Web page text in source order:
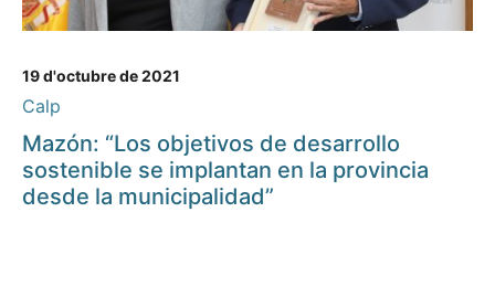
19 d'octubre de 2021
Calp
Mazón: “Los objetivos de desarrollo
sostenible se implantan en la provincia
desde la municipalidad”